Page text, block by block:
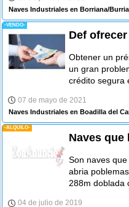
Naves Industriales en Borriana/
-VENDO-
Def
Obtener un
un gran
crédito segura
07 de mayo de 2021
Naves Industriales en Boadilla del
-ALQUILO-
Naves que
Son naves
abria
288m doblada
04 de julio de 2019